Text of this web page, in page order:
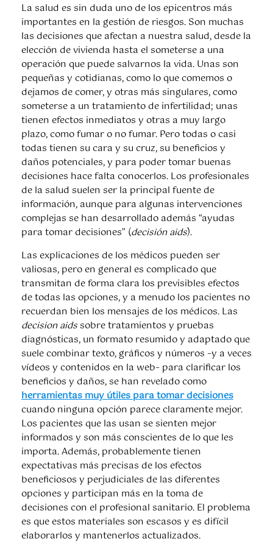
La salud es sin duda uno de los epicentros más
importantes en la gestión de riesgos. Son muchas
las decisiones que afectan a nuestra salud, desde la
elección de vivienda hasta el someterse a una
operación que puede salvarnos la vida. Unas son
pequeñas y cotidianas, como lo que comemos o
dejamos de comer, y otras más singulares, como
someterse a un tratamiento de infertilidad; unas
tienen efectos inmediatos y otras a muy largo
plazo, como fumar o no fumar. Pero todas o casi
todas tienen su cara y su cruz, su beneficios y
daños potenciales, y para poder tomar buenas
decisiones hace falta conocerlos. Los profesionales
de la salud suelen ser la principal fuente de
información, aunque para algunas intervenciones
complejas se han desarrollado además “ayudas
para tomar decisiones” (decisión aids).
Las explicaciones de los médicos pueden ser
valiosas, pero en general es complicado que
transmitan de forma clara los previsibles efectos
de todas las opciones, y a menudo los pacientes no
recuerdan bien los mensajes de los médicos. Las
decision aidssobre tratamientos y pruebas
diagnósticas, un formato resumido y adaptado que
suele combinar texto, gráficos y números –y a veces
vídeos y contenidos en la web– para clarificar los
beneficios y daños, se han revelado como
herramientas muy útiles para tomar decisiones
cuando ninguna opción parece claramente mejor.
Los pacientes que las usan se sienten mejor
informados y son más conscientes de lo que les
importa. Además, probablemente tienen
expectativas más precisas de los efectos
beneficiosos y perjudiciales de las diferentes
opciones y participan más en la toma de
decisiones con el profesional sanitario. El problema
es que estos materiales son escasos y es difícil
elaborarlos y mantenerlos actualizados.